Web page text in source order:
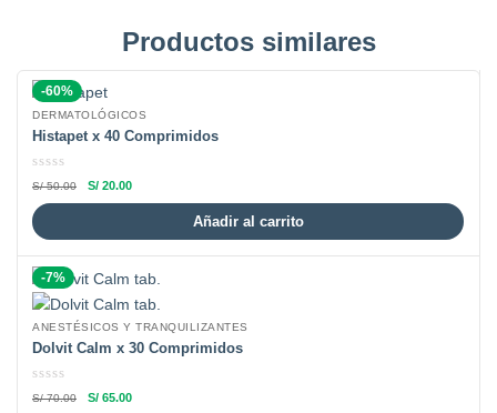
Productos similares
-60%
DERMATOLÓGICOS
Histapet x 40 Comprimidos
S/50.00 S/ 20.00
Añadir al carrito
-7%
ANESTÉSICOS Y TRANQUILIZANTES
Dolvit Calm x 30 Comprimidos
S/70.00 S/ 65.00